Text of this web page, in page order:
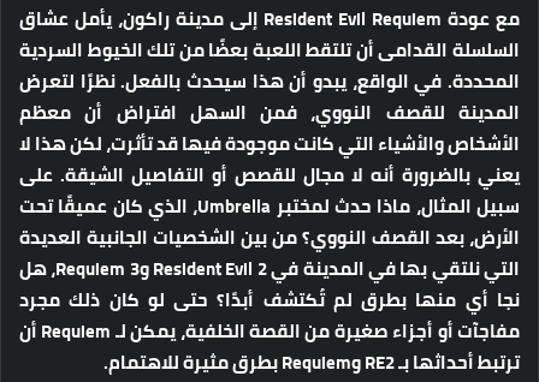
مع عودة Resident Evil Requiem إلى مدينة راكون، يأمل عشاق
السلسلة القدامى أن تلتقط اللعبة بعضًا من تلك الخيوط السردية
المحددة. في الواقع، يبدو أن هذا سيحدث بالفعل. نظرًا لتعرض
المدينة للقصف النووي، فمن السهل افتراض أن معظم
الأشخاص والأشياء التي كانت موجودة فيها قد تأثرت، لكن هذا لا
يعني بالضرورة أنه لا مجال للقصص أو التفاصيل الشيقة. على
سبيل المثال، ماذا حدث لمختبر Umbrella، الذي كان عميقًا تحت
الأرض، بعد القصف النووي؟ من بين الشخصيات الجانبية العديدة
التي نلتقي بها في المدينة في Resident Evil 2 وRequiem 3، هل
نجا أي منها بطرق لم تُكتشف أبدًا؟ حتى لو كان ذلك مجرد
مفاجآت أو أجزاء صغيرة من القصة الخلفية، يمكن لـ Requiem أن
ترتبط أحداثها بـ RE2 وRequiem بطرق مثيرة للاهتمام.